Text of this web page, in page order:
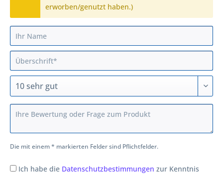
erworben/genutzt haben.)
Die mit einem * markierten Felder sind Pflichtfelder.
Ich habe die Datenschutzbestimmungen zur Kenntnis